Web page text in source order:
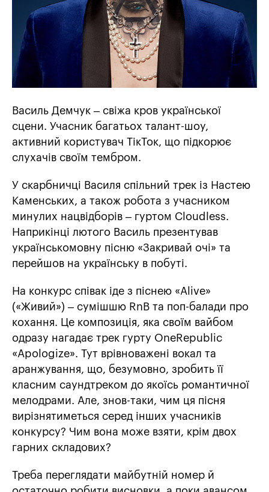
Василь Демчук – свіжа кров української
сцени. Учасник багатьох талант-шоу,
активний користувач ТікТок, що підкорює
слухачів своїм тембром.
У скарбничці Василя спільний трек із Настею
Каменських, а також робота з учасником
минулих нацвідборів – гуртом Cloudless.
Наприкінці лютого Василь презентував
українськомовну пісню «Закривай очі» та
перейшов на українську в побуті.
На конкурс співак іде з піснею «Alive»
(«Живий») – сумішшю RnB та поп-балади про
кохання. Це композиція, яка своїм вайбом
одразу нагадає трек гурту OneRepublic
«Apologize». Тут врівноважені вокал та
аранжування, що, безумовно, зробить її
класним саундтреком до якоїсь романтичної
мелодрами. Але, знов-таки, чим ця пісня
вирізнятиметься серед інших учасників
конкурсу? Чим вона може взяти, крім двох
гарних складових?
Треба переглядати майбутній номер й